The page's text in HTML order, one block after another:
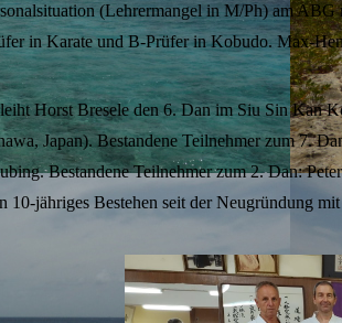
(Lehrermangel in M/Ph) am
in Karate und B-Prüfer in Kobudo. Max-
Horst Bresele den 6. Dan im Siu Sin Kan
Japan). Bestandene Teilnehmer zum 7.
Bestandene Teilnehmer zum 2. Dan:
10-jähriges Bestehen seit der Neugründung